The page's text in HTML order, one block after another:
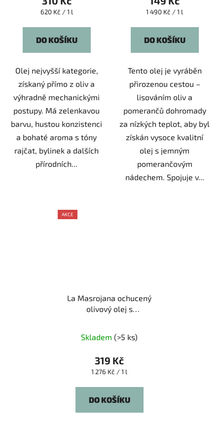
je
z
Měrná
620 Kč / 1 l
DO KOŠÍKU
Olej nejvyšší kategorie,
získaný přímo z oliv a
výhradně mechanickými
postupy. Má zelenkavou
barvu, hustou konzistenci
a bohaté aroma s tóny
rajčat, bylinek a dalších
přírodních...
je
z
Měrná
1 490 Kč / 1 l
DO KOŠÍKU
Tento olej je vyráběn
přirozenou cestou –
lisováním oliv a
pomerančů dohromady
za nízkých teplot, aby byl
získán vysoce kvalitní
olej s jemným
pomerančovým
nádechem. Spojuje v...
AKCE
La Masrojana ochucený
olivový olej s
hodnocení
produktu
je
z
Skladem (>5 ks)
319 Kč
Měrná
1 276 Kč / 1 l
DO KOŠÍKU